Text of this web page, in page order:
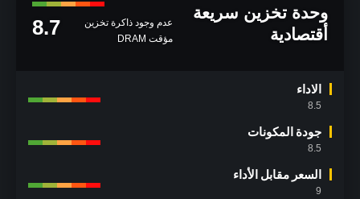
وحدة تخزين سريعة
أقتصادية
عدم وجود ذاكرة تخزين
مؤقت DRAM
8.7
الاداء
8.5
جودة المكونات
8.5
السعر مقابل الأداء
9